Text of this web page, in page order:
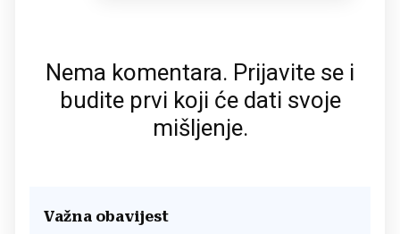
Nema komentara. Prijavite se i
budite prvi koji će dati svoje
mišljenje.
Važna obavijest